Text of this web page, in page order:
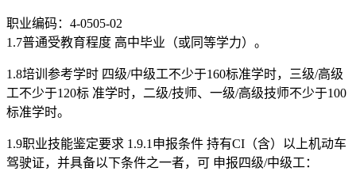
职业编码：4-0505-02
1.7普通受教育程度 高中毕业（或同等学力）。
1.8培训参考学时 四级/中级工不少于160标准学时，三级/高级
工不少于120标 准学时，二级/技师、一级/高级技师不少于100
标准学时。
1.9职业技能鉴定要求 1.9.1申报条件 持有CI（含）以上机动车
驾驶证，并具备以下条件之一者，可 申报四级/中级工：